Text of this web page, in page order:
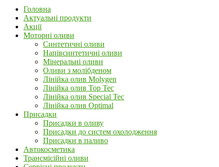
Головна
Актуальні продукти
Акції
Моторні оливи
Синтетичні оливи
Напівсинтетичні оливи
Мінеральні оливи
Оливи з молібденом
Лінійка олив Molygen
Лінійка олив Top Tec
Лінійка олив Special Tec
Лінійка олив Optimal
Присадки
Присадки в оливу
Присадки до систем охолодження
Присадки в паливо
Автокосметика
Трансмісійні оливи